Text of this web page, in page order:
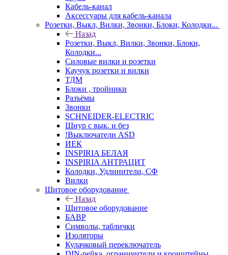
Кабель-канал
Аксессуары для кабель-канала
Розетки, Выкл, Вилки, Звонки, Блоки, Колодки...
Назад
Розетки, Выкл, Вилки, Звонки, Блоки,
Колодки...
Силовые вилки и розетки
Каучук розетки и вилки
ТДМ
Блоки , тройники
Разъёмы
Звонки
SCHNEIDER-ELECTRIC
Шнур с вык. и без
!Выключатели ASD
ИЕК
INSPIRIA БЕЛАЯ
INSPIRIA АНТРАЦИТ
Колодки, Удлинители, СФ
Вилки
Щитовое оборудование
Назад
Щитовое оборудование
БАВР
Символы, таблички
Изоляторы
Кулачковый переключатель